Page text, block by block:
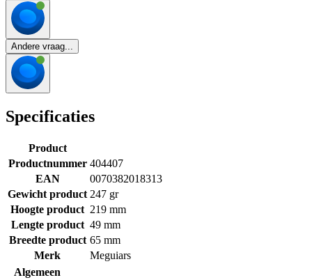
Andere vraag...
Specificaties
Product
Productnummer 404407
EAN
0070382018313
Gewicht product 247 gr
Hoogte product 219 mm
Lengte product 49 mm
Breedte product 65 mm
Merk
Meguiars
Algemeen